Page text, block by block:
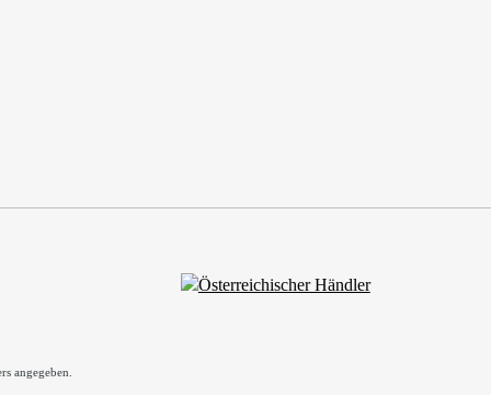
angegeben.